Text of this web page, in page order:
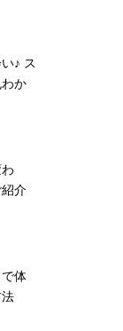
♪ ス
か
介
体